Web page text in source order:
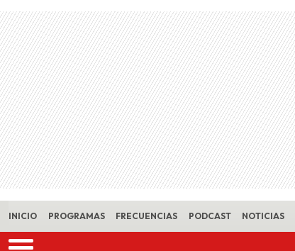
Skip to main content
INICIO PROGRAMAS FRECUENCIAS PODCAST NOTICIAS